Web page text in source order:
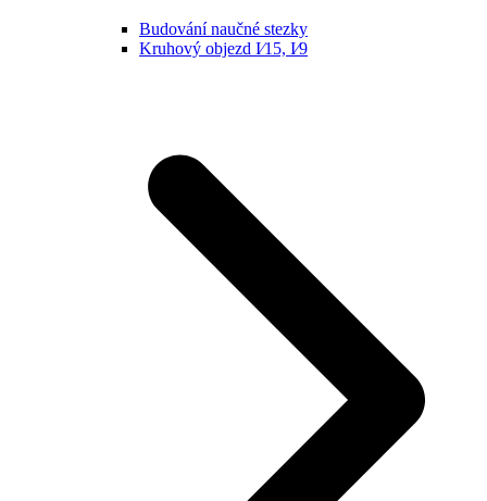
Budování naučné stezky
Kruhový objezd I⁄15, I⁄9